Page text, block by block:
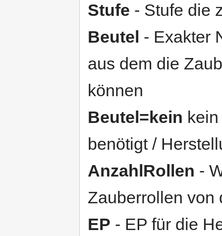
Stufe - Stufe die
Beutel - Exakter
aus dem die
können
Beutel=kein
benötigt /
AnzahlRollen -
Zauberrollen von
EP - EP für die